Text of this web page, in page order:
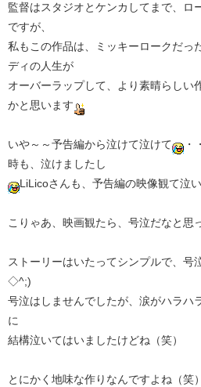
監督はスタジオとケンカしてまで、ロ
ですが、
私もこの作品は、ミッキーロークだっ
ディの人生が
オーバーラップして、より素晴らしい
かと思います
いや～～予告編から泣けて泣けて
・
時も、泣けましたし
LiLicoさんも、予告編の映像観て泣
こりゃあ、映画観たら、号泣だなと思
ストーリーはいたってシンプルで、号
◇^;)
号泣はしませんでしたが、涙がハラハ
に
結構泣いてはいましたけどね（笑）
とにかく地味な作りなんですよね（笑